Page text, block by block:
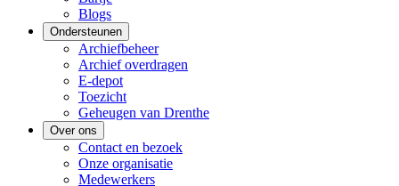
Blogs
Ondersteunen
Archiefbeheer
Archief overdragen
E-depot
Toezicht
Geheugen van Drenthe
Over ons
Contact en bezoek
Onze organisatie
Medewerkers